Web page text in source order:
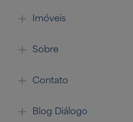
Imóveis
Sobre
Contato
Blog Diálogo